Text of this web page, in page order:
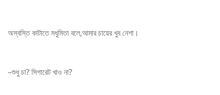
অস্বস্তি কাটাতে মধুমিতা বলে,আমার চায়ের খুব নেশা।
–শুধু চা? সিগারেট খাও না?